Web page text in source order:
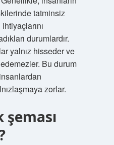
tatminsiz
durumlardır.
yalnız hisseder ve
Bu durum
zorlar.